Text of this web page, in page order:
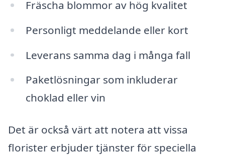
Fräscha blommor av hög kvalitet
Personligt meddelande eller kort
Leverans samma dag i många fall
Paketlösningar som inkluderar
choklad eller vin
Det är också värt att notera att vissa
florister erbjuder tjänster för speciella